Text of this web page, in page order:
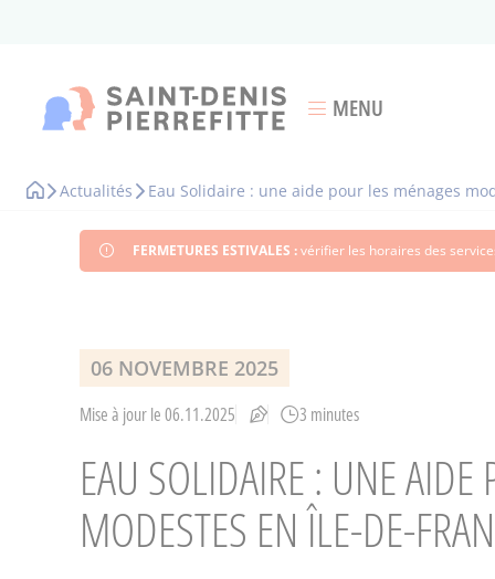
Ouvrir le menu
MENU
FERMETURES ESTIVALES :vérifier les horaires des
Fil
Actualités Eau Solidaire : une aide pour les ménages
06 NOVEMBRE 2025
Mise à jour le 06.11.2025 3 minutes
EAU SOLIDAIRE : UNE AIDE
MODESTES EN ÎLE-DE-